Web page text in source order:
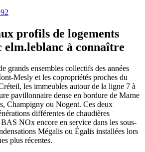
profils de logements
elm.leblanc à connaître
grands ensembles collectifs des années
Mesly et les copropriétés proches du
les immeubles autour de la ligne 7 à
pavillonnaire dense en bordure de Marne
Champigny ou Nogent. Ces deux
différentes de chaudières
NOx encore en service dans les sous-
Mégalis ou Égalis installées lors
plus récentes.